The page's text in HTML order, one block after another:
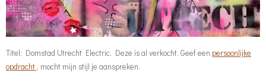
Titel: Domstad Utrecht Electric. Deze is al verkocht. Geef een persoonlijke
opdracht , mocht mijn stijl je aanspreken.